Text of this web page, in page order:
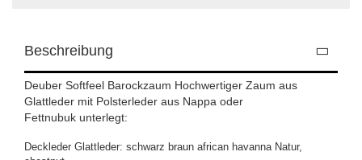
Beschreibung
Deuber Softfeel Barockzaum Hochwertiger Zaum aus
Glattleder mit Polsterleder aus Nappa oder
Fettnubuk unterlegt:
Deckleder Glattleder: schwarz braun african havanna Natur,